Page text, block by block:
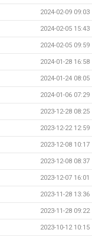
2024-02-09 09:03
2024-02-05 15:43
2024-02-05 09:59
2024-01-28 16:58
2024-01-24 08:05
2024-01-06 07:29
2023-12-28 08:25
2023-12-22 12:59
2023-12-08 10:17
2023-12-08 08:37
2023-12-07 16:01
2023-11-28 13:36
2023-11-28 09:22
2023-10-12 10:15